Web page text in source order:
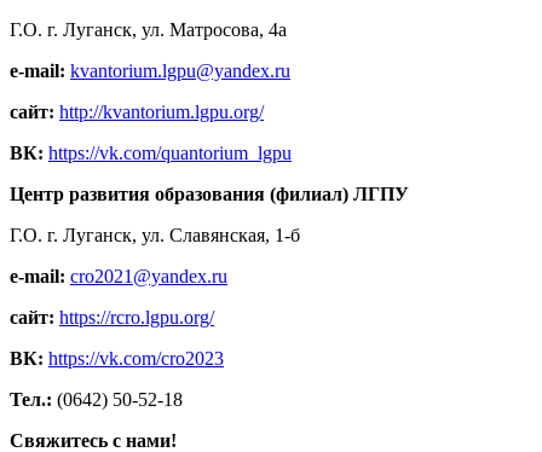
Г.О. г. Луганск, ул. Матросова, 4а
e-mail: kvantorium.lgpu@yandex.ru
сайт: http://kvantorium.lgpu.org/
ВК: https://vk.com/quantorium_lgpu
Центр развития образования (филиал) ЛГПУ
Г.О. г. Луганск, ул. Славянская, 1-б
e-mail: cro2021@yandex.ru
сайт: https://rcro.lgpu.org/
ВК: https://vk.com/cro2023
Тел.: (0642) 50-52-18
Свяжитесь с нами!